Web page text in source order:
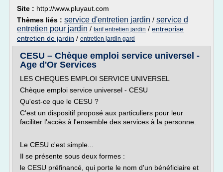
Site : http://www.pluyaut.com
Thèmes liés : service d'entretien jardin / service d
entretien pour jardin / tarif entretien jardin / entreprise
entretien de jardin / entretien jardin gard
CESU – Chèque emploi service universel -
Age d'Or Services
LES CHEQUES EMPLOI SERVICE UNIVERSEL
Chèque emploi service universel - CESU
Qu'est-ce que le CESU ?
C'est un dispositif proposé aux particuliers pour leur
faciliter l'accès à l'ensemble des services à la personne.
Le CESU c'est simple...
Il se présente sous deux formes :
le CESU préfinancé, qui porte le nom d'un bénéficiaire et